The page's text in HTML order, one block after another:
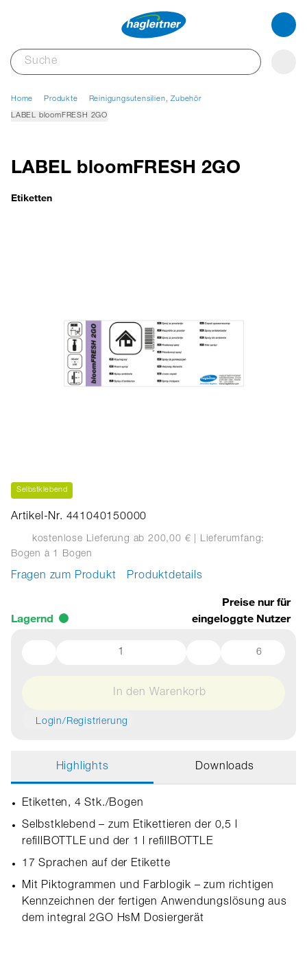
Home Produkte Reinigungsutensilien, Zubehör
LABEL bloomFRESH 2GO
LABEL bloomFRESH 2GO
Etiketten
Selbstklebend
Artikel-Nr. 441040150000
kostenlose Lieferung ab 200,00 € | Lieferumfang:
Bogen à 1 Bogen
Fragen zum Produkt Produktdetails
Lagernd
Preise nur für
eingeloggte Nutzer
6
In den Warenkorb
Login/Registrierung
Highlights Downloads
Etiketten, 4 Stk./Bogen
Selbstklebend – zum Etikettieren der 0,5 l
refillBOTTLE und der 1 l refillBOTTLE
17 Sprachen auf der Etikette
Mit Piktogrammen und Farblogik – zum richtigen
Kennzeichnen der fertigen Anwendungslösung aus
dem integral 2GO HsM Dosiergerät